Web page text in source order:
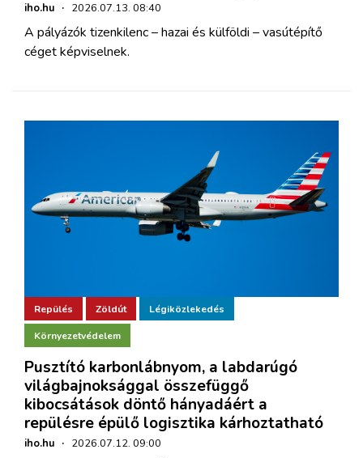
iho.hu · 2026.07.13. 08:40
A pályázók tizenkilenc – hazai és külföldi – vasútépítő
céget képviselnek.
Repülés Zöldút Légiközlekedés
Környezetvédelem
Pusztító karbonlábnyom, a labdarúgó
világbajnoksággal összefüggő
kibocsátások döntő hányadáért a
repülésre épülő logisztika kárhoztatható
iho.hu · 2026.07.12. 09:00